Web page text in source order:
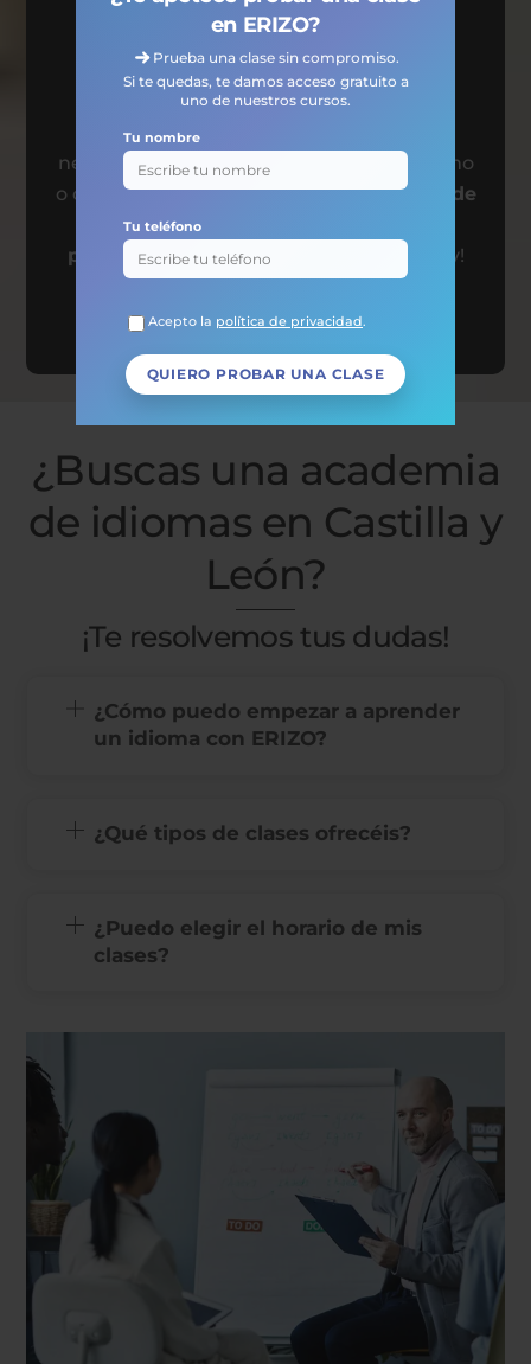
en ERIZO?
Prueba una clase sin compromiso.
Si te quedas, te damos acceso gratuito a
uno de nuestros cursos.
Tu nombre
Tu teléfono
Acepto la política de privacidad.
empresas
¿Tus clientes son internacionales? Si
necesitas que tu equipo hable inglés, chino
o cualquier otro idioma, tenemoscursos de
idiomas para empresas online y
presencial. ¡Haz click aquí y empieza hoy!
Saber más
¿Buscas una academia
de idiomas en Castilla y
León?
¡Te resolvemos tus dudas!
¿Cómo puedo empezar a aprender
un idioma con ERIZO?
¿Qué tipos de clases ofrecéis?
¿Puedo elegir el horario de mis
clases?